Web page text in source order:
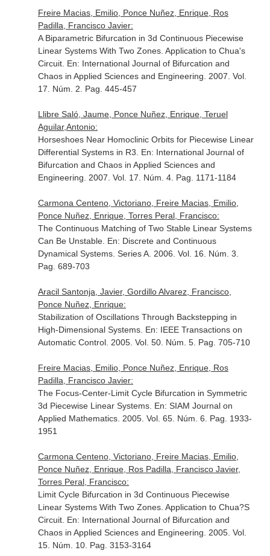
Freire Macias, Emilio, Ponce Nuñez, Enrique, Ros
Padilla, Francisco Javier:
A Biparametric Bifurcation in 3d Continuous Piecewise
Linear Systems With Two Zones. Application to Chua's
Circuit. En: International Journal of Bifurcation and
Chaos in Applied Sciences and Engineering . 2007. Vol.
17. Núm. 2. Pag. 445-457
Llibre Saló, Jaume, Ponce Nuñez, Enrique, Teruel
Aguilar,Antonio:
Horseshoes Near Homoclinic Orbits for Piecewise Linear
Differential Systems in R3. En: International Journal of
Bifurcation and Chaos in Applied Sciences and
Engineering . 2007. Vol. 17. Núm. 4. Pag. 1171-1184
Carmona Centeno, Victoriano, Freire Macias, Emilio,
Ponce Nuñez, Enrique, Torres Peral, Francisco:
The Continuous Matching of Two Stable Linear Systems
Can Be Unstable. En: Discrete and Continuous
Dynamical Systems. Series A. 2006. Vol. 16. Núm. 3.
Pag. 689-703
Aracil Santonja, Javier, Gordillo Alvarez, Francisco,
Ponce Nuñez, Enrique:
Stabilization of Oscillations Through Backstepping in
High-Dimensional Systems. En: IEEE Transactions on
Automatic Control. 2005. Vol. 50. Núm. 5. Pag. 705-710
Freire Macias, Emilio, Ponce Nuñez, Enrique, Ros
Padilla, Francisco Javier:
The Focus-Center-Limit Cycle Bifurcation in Symmetric
3d Piecewise Linear Systems. En: SIAM Journal on
Applied Mathematics. 2005. Vol. 65. Núm. 6. Pag. 1933-
1951
Carmona Centeno, Victoriano, Freire Macias, Emilio,
Ponce Nuñez, Enrique, Ros Padilla, Francisco Javier,
Torres Peral, Francisco:
Limit Cycle Bifurcation in 3d Continuous Piecewise
Linear Systems With Two Zones. Application to Chua?S
Circuit. En: International Journal of Bifurcation and
Chaos in Applied Sciences and Engineering . 2005. Vol.
15. Núm. 10. Pag. 3153-3164